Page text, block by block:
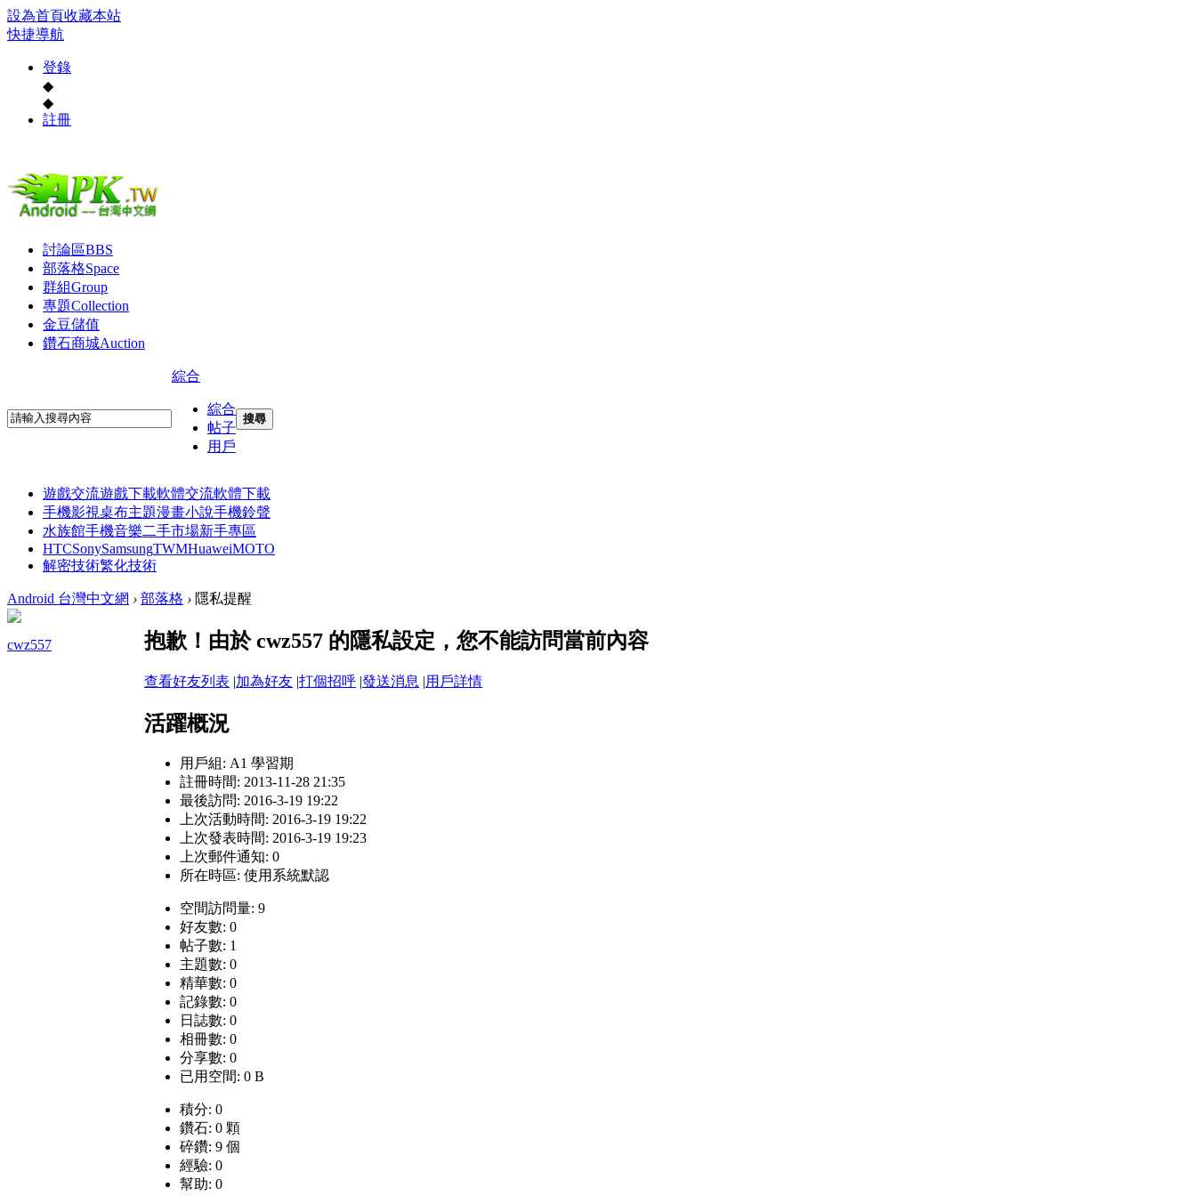
設為首頁收藏本站
快捷導航
登錄
◆
◆
註冊
討論區BBS
部落格Space
群組Group
專題Collection
金豆儲值
鑽石商城Auction
綜合
綜合
帖子
用戶
搜尋
遊戲交流遊戲下載軟體交流軟體下載
手機影視桌布主題漫畫小說手機鈴聲
水族館手機音樂二手市場新手專區
HTCSonySamsungTWMHuaweiMOTO
解密技術繁化技術
Android 台灣中文網 › 部落格 › 隱私提醒
cwz557 抱歉！由於 cwz557 的隱私設定，您不能訪問當前內容
查看好友列表 |加為好友 |打個招呼 |發送消息 |用戶詳情
活躍概況
用戶組: A1 學習期
註冊時間: 2013-11-28 21:35
最後訪問: 2016-3-19 19:22
上次活動時間: 2016-3-19 19:22
上次發表時間: 2016-3-19 19:23
上次郵件通知: 0
所在時區: 使用系統默認
空間訪問量: 9
好友數: 0
帖子數: 1
主題數: 0
精華數: 0
記錄數: 0
日誌數: 0
相冊數: 0
分享數: 0
已用空間: 0 B
積分: 0
鑽石: 0 顆
碎鑽: 9 個
經驗: 0
幫助: 0